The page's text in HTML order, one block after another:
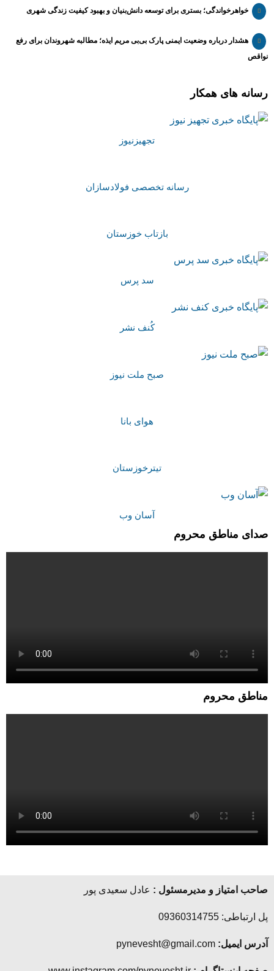
خواهرخواندگی؛ بستری برای توسعه دانش‌بنیان و بهبود کیفیت زندگی شهری
هشدار درباره وضعیت ایمنی پارک بی‌بی مریم ایذه؛ مطالبه شهروندان برای رفع
نواقص
رسانه های همکار
تجهیزنیوز
رسانه تخصصی فولادسازان
بازتاب خوزستان
سد پرس
کُنف نشر
صبح ملت نیوز
هوای بانا
تیترخوزستان
آسان وب
صدای مناطق محروم
مناطق محروم
صاحب امتیاز و مدیرمسئول : عادل سعیدی پور
پل ارتباطی: 09360314755
آدرس ایمیل: